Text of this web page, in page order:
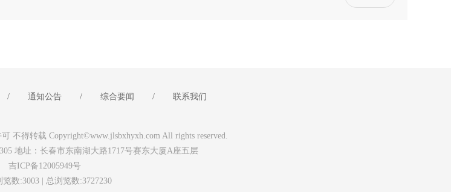
/ 通知公告 / 综合要闻 / 联系我们
不得转载 Copyright©www.jlsbxhyxh.com All rights reserved.
地址：长春市东南湖大路1717号赛东大厦A座五层
吉ICP备12005949号
览数:3003 | 总浏览数:3727230